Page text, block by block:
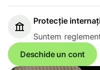
Protecție
Suntem
Deschide un cont